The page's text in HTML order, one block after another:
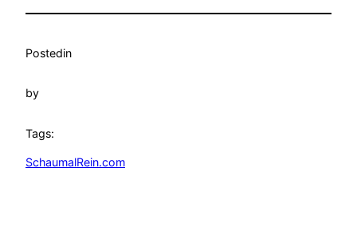
Postedin
by
Tags:
SchaumalRein.com